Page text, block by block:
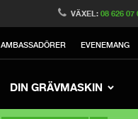
VÄXEL:08 626 07
AMBASSADÖRER EVENEMANG
DIN GRÄVMASKIN